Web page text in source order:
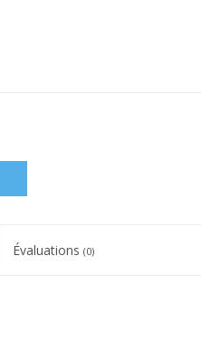
Évaluations (0)